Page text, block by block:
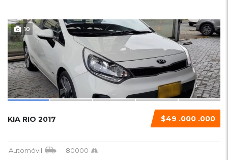
10
$49 .000 .000
KIA RIO 2017
Automóvil 80000